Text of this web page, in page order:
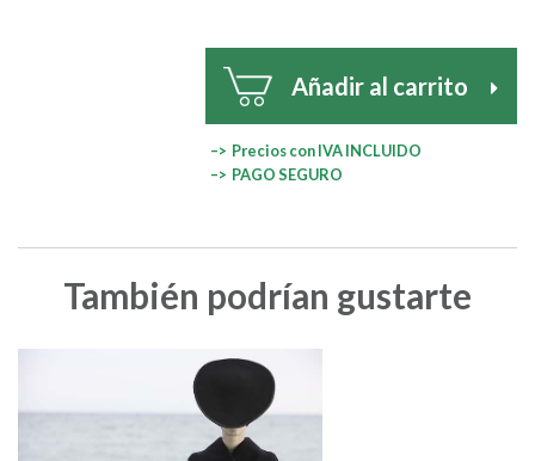
Añadir al carrito
–> Precios con IVA INCLUIDO
–> PAGO SEGURO
También podrían gustarte